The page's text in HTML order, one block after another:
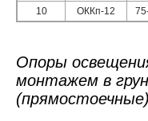
10
ОККп-12
Опоры
монтажем в
(прямостоечные)